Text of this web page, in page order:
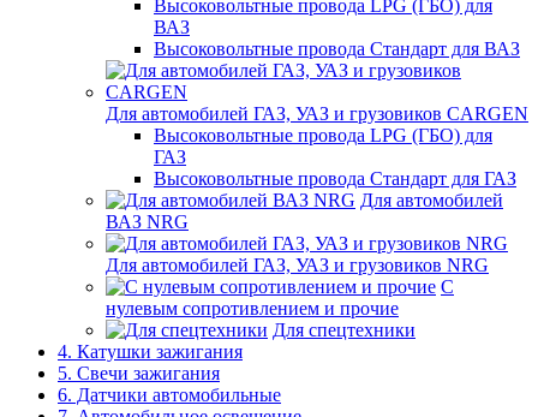
Высоковольтные провода LPG (ГБО) для
ВАЗ
Высоковольтные провода Стандарт для ВАЗ
Для автомобилей ГАЗ, УАЗ и грузовиков CARGEN
Высоковольтные провода LPG (ГБО) для
ГАЗ
Высоковольтные провода Стандарт для ГАЗ
Для автомобилей
ВАЗ NRG
Для автомобилей ГАЗ, УАЗ и грузовиков NRG
С
нулевым сопротивлением и прочие
Для спецтехники
4. Катушки зажигания
5. Свечи зажигания
6. Датчики автомобильные